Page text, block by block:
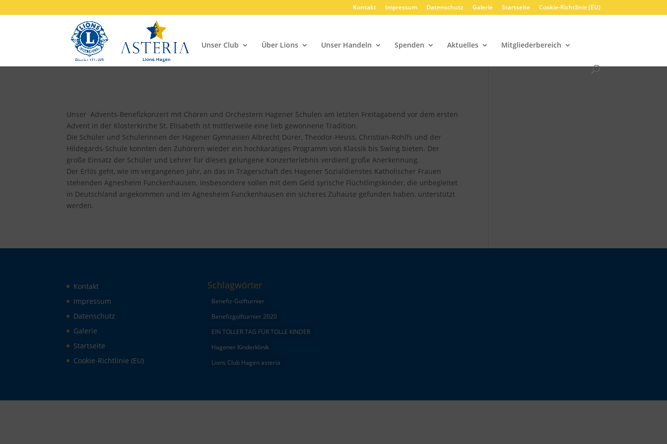
Kontakt Impressum Datenschutz Galerie Startseite Cookie-Richtlinie (EU)
Unser Club Über Lions Unser Handeln Spenden Aktuelles Mitgliederbereich
Unser Advents-Benefizkonzert mit Chören und Orchestern Hagener Schulen am letzten Freitagabend vor dem ersten
Advent in der Klosterkirche St. Elisabeth ist mittlerweile eine lieb gewonnene Tradition.
Die Schüler und Schülerinnen der Hagener Gymnasien Albrecht Dürer, Theodor-Heuss, Christian-Rohlfs und der
Hildegards-Schule konnten den Zuhörern wieder ein hochkarätiges Programm von Klassik bis Swing bieten. Der
große Einsatz der Schüler und Lehrer für dieses gelungene Konzerterlebnis verdient große Anerkennung.
Der Erlös geht, wie im vergangenen Jahr, an das in Trägerschaft des Hagener Sozialdienstes Katholischer Frauen
stehenden Agnesheim Funckenhausen. Insbesondere sollen mit dem Geld syrische Flüchtlingskinder, die unbegleitet
in Deutschland angekommen und im Agnesheim Funckenhausen ein sicheres Zuhause gefunden haben, unterstützt
werden.
Kontakt
Impressum
Datenschutz
Galerie
Startseite
Cookie-Richtlinie (EU)
Schlagwörter
Benefiz-Golfturnier
Benefizgolfturnier 2020
EIN TOLLER TAG FÜR TOLLE KINDER
Hagener Kinderklinik
Lions Club Hagen asteria